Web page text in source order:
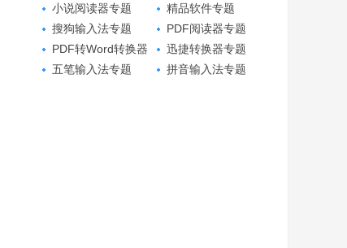
小说阅读器专题
精品软件专题
搜狗输入法专题
PDF阅读器专题
PDF转Word转换器
专题
迅捷转换器专题
五笔输入法专题
拼音输入法专题